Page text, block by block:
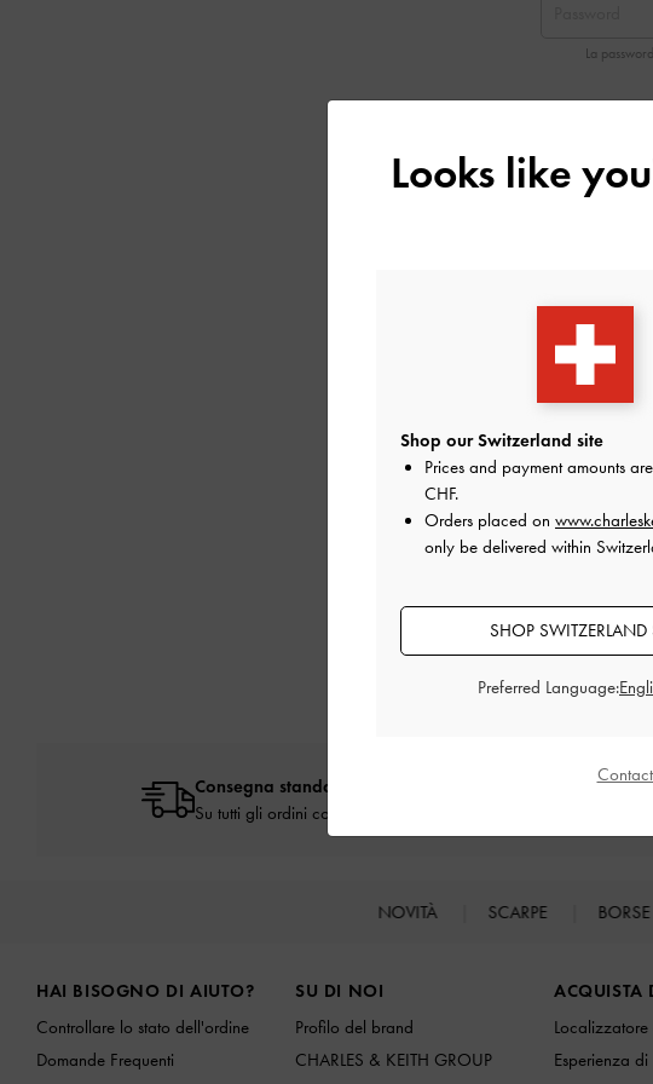
La
Seleziona
momento
privacydi
*Valido per
Consegna standard gratuita
Su tutti gli ordini con spesa minima*
NOVITÀ SCARPE BORSE
HAI BISOGNO DI AIUTO?
Controllare lo stato dell'ordine
Domande Frequenti
SU DI NOI
Profilo del brand
CHARLES & KEITH GROUP
ACQUISTA
Esperienza
Looks like
Shop our Switzerland site
Prices and payment amounts
CHF.
Orders placed on
only be delivered within
SHOP SWITZERLAND
Preferred Language: